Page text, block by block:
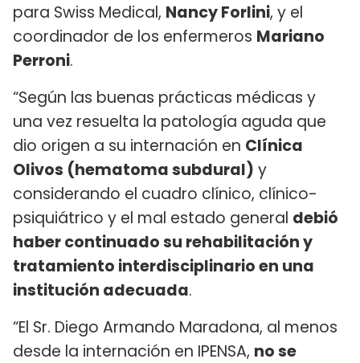
para Swiss Medical, Nancy Forlini, y el
coordinador de los enfermeros Mariano
Perroni.
“Según las buenas prácticas médicas y
una vez resuelta la patología aguda que
dio origen a su internación en Clínica
Olivos (hematoma subdural) y
considerando el cuadro clínico, clínico-
psiquiátrico y el mal estado general debió
haber continuado su rehabilitación y
tratamiento interdisciplinario en una
institución adecuada.
“El Sr. Diego Armando Maradona, al menos
desde la internación en IPENSA, no se